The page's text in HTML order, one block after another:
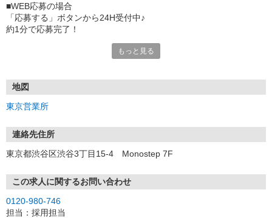
■WEB応募の場合
「応募する」ボタンから24H受付中♪
約1分で応募完了！
①応募から3営業日を目安に、メールorお電話でご連絡します。
★スマホでWEB面接（LINEなど）・出張面接・事務所面接と選べま
す
③面接実施（履歴書不要）
※ご希望があれば、職場見学の調整もOKです！
お気軽にご応募ください♪
もっと見る
地図
東京営業所
連絡先住所
東京都渋谷区渋谷3丁目15-4 Monostep 7F
この求人に関するお問い合わせ
0120-980-746
担当：採用担当